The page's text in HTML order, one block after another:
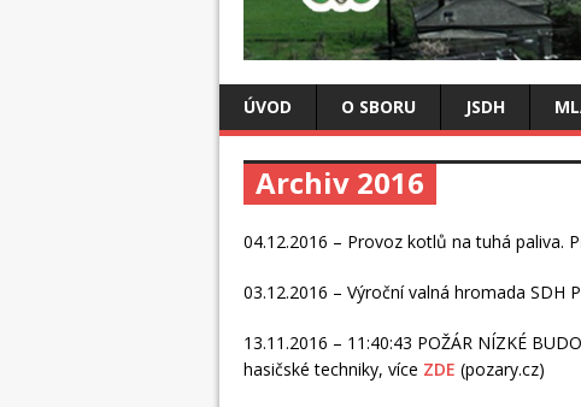
ÚVOD O SBORU JSDH
Archiv 2016
04.12.2016 – Provoz kotlů na tuhá paliva.
03.12.2016 – Výroční valná hromada SDH
13.11.2016 – 11:40:43 POŽÁR NÍZKÉ
hasičské techniky, více ZDE (pozary.cz)